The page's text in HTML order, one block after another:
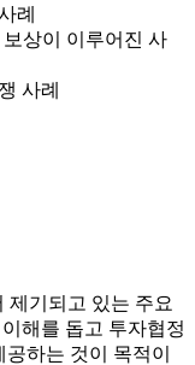
례
상이 이루어진 사
사례
제기되고 있는 주요
해를 돕고 투자협정
하는 것이 목적이